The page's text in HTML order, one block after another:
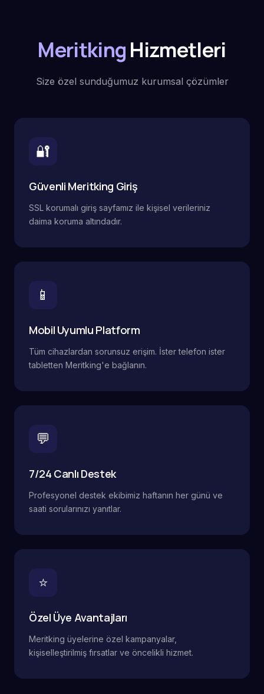
MeritkingHizmetleri
Size özel sunduğumuz kurumsal çözümler
🔐
Güvenli Meritking Giriş
SSL korumalı giriş sayfamız ile kişisel verileriniz
daima koruma altındadır.
📱
Mobil Uyumlu Platform
Tüm cihazlardan sorunsuz erişim. İster telefon ister
tabletten Meritking'e bağlanın.
💬
7/24 Canlı Destek
Profesyonel destek ekibimiz haftanın her günü ve
saati sorularınızı yanıtlar.
⭐
Özel Üye Avantajları
Meritking üyelerine özel kampanyalar,
kişiselleştirilmiş fırsatlar ve öncelikli hizmet.